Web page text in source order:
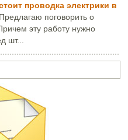
проводка электрики в
Предлагаю поговорить о
эту работу нужно
шт...